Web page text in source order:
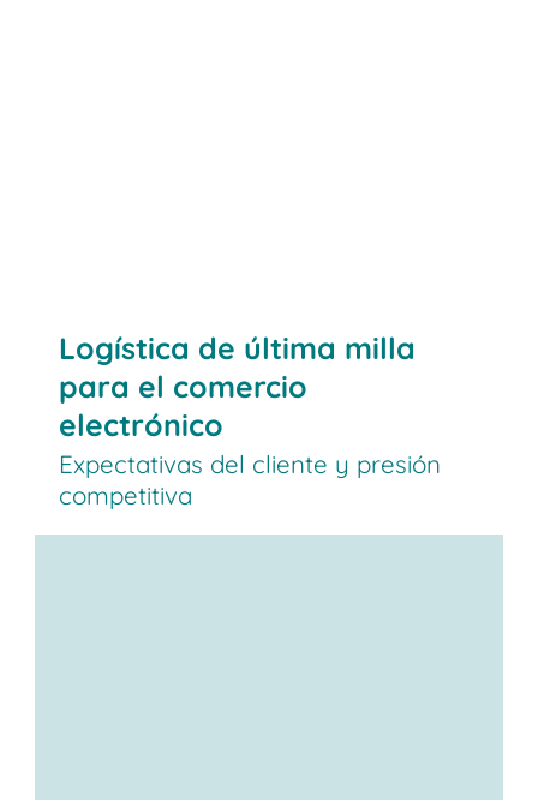
Logística de última milla
para el comercio
electrónico
Expectativas del cliente y presión
competitiva